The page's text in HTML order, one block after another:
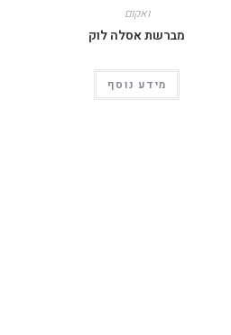
ואקום
מברשת אסלה לוק
מידע נוסף